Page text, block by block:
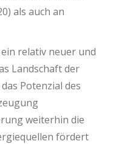
als auch an
relativ neuer und
Landschaft der
Potenzial des
weiterhin die
fördert